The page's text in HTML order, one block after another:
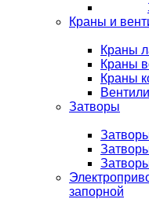
Краны и
Краны
Краны
Краны
Затворы
запорной